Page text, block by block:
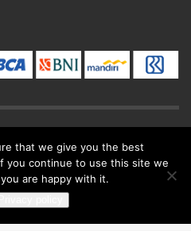
LEGAL
reserved.
that we give you the best
you continue to use this site we
are happy with it.